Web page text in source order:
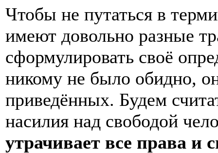
Чтобы не путаться в
имеют довольно разные
сформулировать своё
никому не было обидно,
приведённых. Будем
насилия над свободой
утрачивает все права и